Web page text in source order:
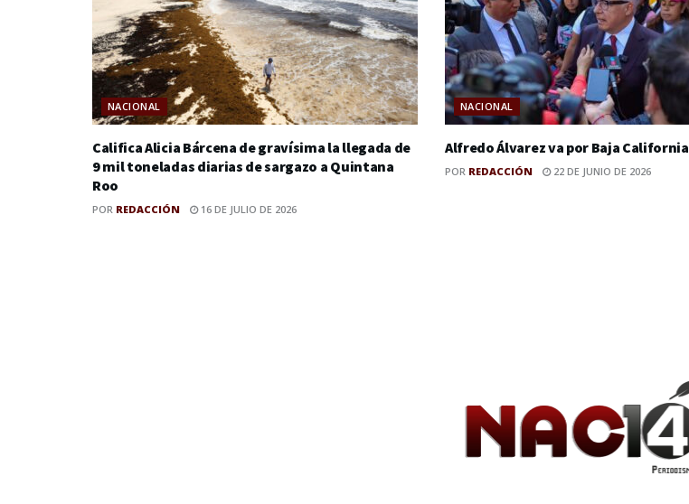
NACIONAL
Califica Alicia Bárcena de gravísima la llegada de
9 mil toneladas diarias de sargazo a Quintana
Roo
POR REDACCIÓN 16 DE JULIO DE 2026
NACIONAL
Alfredo Álvarez va por Baja California
POR REDACCIÓN 22 DE JUNIO DE 2026